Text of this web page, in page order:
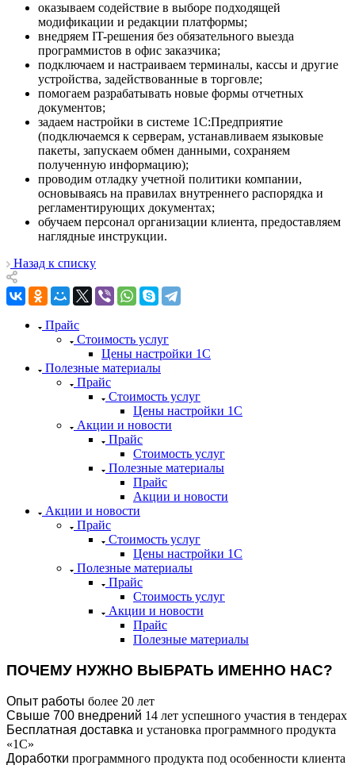
оказываем содействие в выборе подходящей
модификации и редакции платформы;
внедряем IT-решения без обязательного выезда
программистов в офис заказчика;
подключаем и настраиваем терминалы, кассы и другие
устройства, задействованные в торговле;
помогаем разрабатывать новые формы отчетных
документов;
задаем настройки в системе 1С:Предприятие
(подключаемся к серверам, устанавливаем языковые
пакеты, запускаем обмен данными, сохраняем
полученную информацию);
проводим отладку учетной политики компании,
основываясь на правилах внутреннего распорядка и
регламентирующих документах;
обучаем персонал организации клиента, предоставляем
наглядные инструкции.
Назад к списку
Прайс
Стоимость услуг
Цены настройки 1С
Полезные материалы
Прайс
Стоимость услуг
Цены настройки 1С
Акции и новости
Прайс
Стоимость услуг
Полезные материалы
Прайс
Акции и новости
Акции и новости
Прайс
Стоимость услуг
Цены настройки 1С
Полезные материалы
Прайс
Стоимость услуг
Акции и новости
Прайс
Полезные материалы
ПОЧЕМУ НУЖНО ВЫБРАТЬ ИМЕННО НАС?
Опыт работы более 20 лет
Свыше 700 внедрений 14 лет успешного участия в тендерах
Бесплатная доставка и установка программного продукта
«1С»
Доработки программного продукта под особенности клиента